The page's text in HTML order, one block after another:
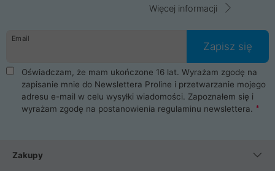
Więcej informacji
Email
Zapisz się
Oświadczam, że mam ukończone 16 lat. Wyrażam zgodę na
zapisanie mnie do Newslettera Proline i przetwarzanie mojego
adresu e-mail w celu wysyłki wiadomości. Zapoznałem się i
wyrażam zgodę na postanowienia regulaminu newslettera.
Zakupy